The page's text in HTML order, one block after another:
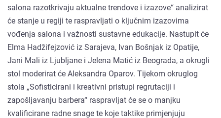
salona razotkrivaju aktualne trendove i izazove“ analizirat
će stanje u regiji te raspravljati o ključnim izazovima
vođenja salona i važnosti sustavne edukacije. Nastupit će
Elma Hadžifejzović iz Sarajeva, Ivan Bošnjak iz Opatije,
Jani Mali iz Ljubljane i Jelena Matić iz Beograda, a okrugli
stol moderirat će Aleksandra Oparov. Tijekom okruglog
stola „Sofisticirani i kreativni pristupi regrutaciji i
zapošljavanju barbera“ raspravljat će se o manjku
kvalificirane radne snage te koje taktike primjenjuju